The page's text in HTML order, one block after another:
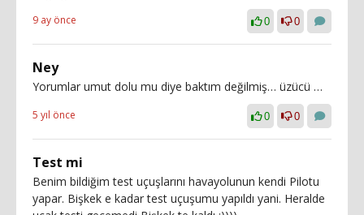
9 ay önce 0 0
Ney
Yorumlar umut dolu mu diye baktım değilmiş… üzücü …
5 yıl önce 0 0
Test mi
Benim bildiğim test uçuşlarını havayolunun kendi Pilotu
yapar. Bişkek e kadar test uçuşumu yapıldı yani. Heralde